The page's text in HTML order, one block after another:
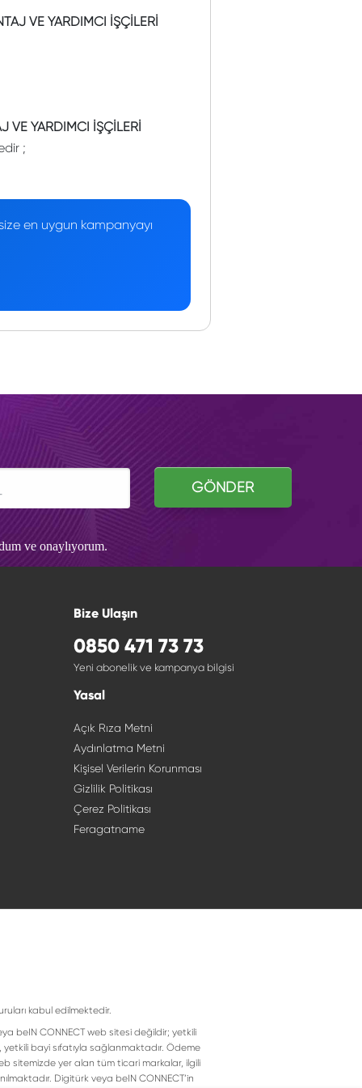
VE YARDIMCI İŞÇİLERİ
VE YARDIMCI İŞÇİLERİ
;
en uygun kampanyayı
GÖNDER
ve onaylıyorum.
Bize Ulaşın
0850 471 73 73
Yeni abonelik ve kampanya bilgisi
Yasal
Açık Rıza Metni
Aydınlatma Metni
Kişisel Verilerin Korunması
Gizlilik Politikası
Çerez Politikası
Feragatname
kabul edilmektedir.
beIN CONNECT web sitesi değildir; yetkili
yetkili bayi sıfatıyla sağlanmaktadır. Ödeme
sitemizde yer alan tüm ticari markalar, ilgili
Digitürk veya beIN CONNECT’in